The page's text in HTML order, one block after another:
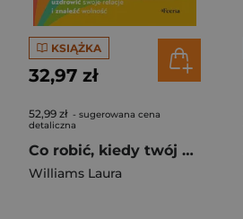
KSIĄŻKA
32,97 zł
52,99 zł - sugerowana cena
detaliczna
Co robić, kiedy twój świat się wali. Jak się pozbyć negatywnych wzorców, uzdrowić swoje relacje i znaleźć wolność
Williams Laura